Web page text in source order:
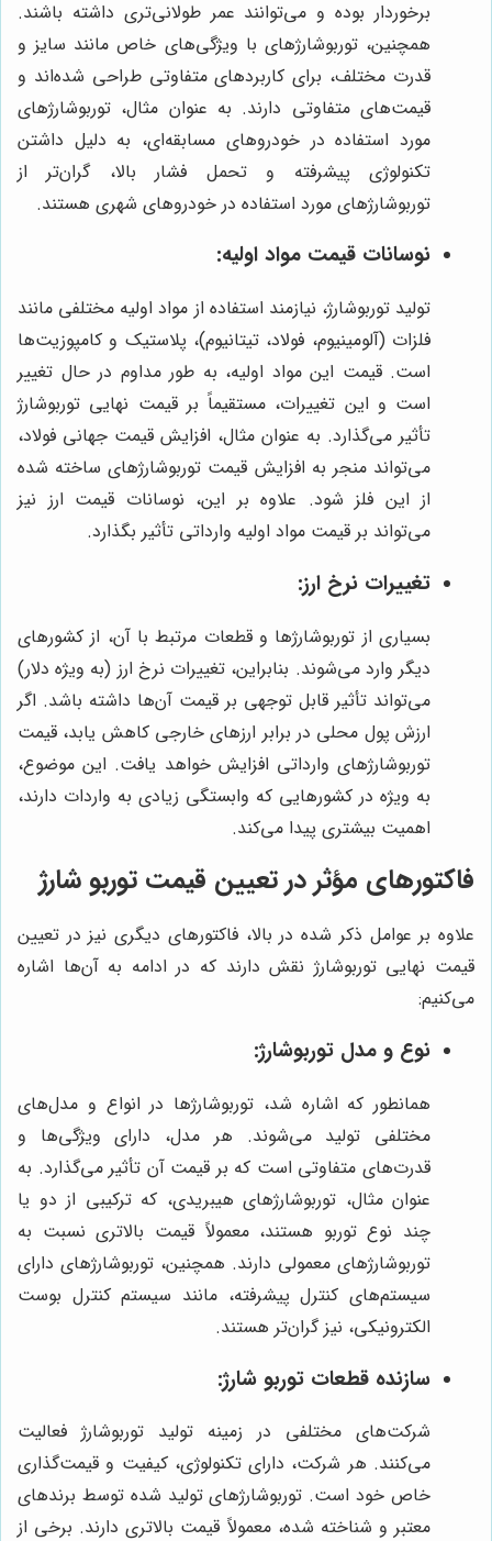
برخوردار بوده و می‌توانند عمر طولانی‌تری داشته باشند.
همچنین، توربوشارژهای با ویژگی‌های خاص مانند سایز و
قدرت مختلف، برای کاربردهای متفاوتی طراحی شده‌اند و
قیمت‌های متفاوتی دارند. به عنوان مثال، توربوشارژهای
مورد استفاده در خودروهای مسابقه‌ای، به دلیل داشتن
تکنولوژی پیشرفته و تحمل فشار بالا، گران‌تر از
توربوشارژهای مورد استفاده در خودروهای شهری هستند.
نوسانات قیمت مواد اولیه:
تولید توربوشارژ، نیازمند استفاده از مواد اولیه مختلفی مانند
فلزات (آلومینیوم، فولاد، تیتانیوم)، پلاستیک و کامپوزیت‌ها
است. قیمت این مواد اولیه، به طور مداوم در حال تغییر
است و این تغییرات، مستقیماً بر قیمت نهایی توربوشارژ
تأثیر می‌گذارد. به عنوان مثال، افزایش قیمت جهانی فولاد،
می‌تواند منجر به افزایش قیمت توربوشارژهای ساخته شده
از این فلز شود. علاوه بر این، نوسانات قیمت ارز نیز
می‌تواند بر قیمت مواد اولیه وارداتی تأثیر بگذارد.
تغییرات نرخ ارز:
بسیاری از توربوشارژها و قطعات مرتبط با آن، از کشورهای
دیگر وارد می‌شوند. بنابراین، تغییرات نرخ ارز (به ویژه دلار)
می‌تواند تأثیر قابل توجهی بر قیمت آن‌ها داشته باشد. اگر
ارزش پول محلی در برابر ارزهای خارجی کاهش یابد، قیمت
توربوشارژهای وارداتی افزایش خواهد یافت. این موضوع،
به ویژه در کشورهایی که وابستگی زیادی به واردات دارند،
اهمیت بیشتری پیدا می‌کند.
فاکتورهای مؤثر در تعیین قیمت توربو شارژ
علاوه بر عوامل ذکر شده در بالا، فاکتورهای دیگری نیز در تعیین
قیمت نهایی توربوشارژ نقش دارند که در ادامه به آن‌ها اشاره
می‌کنیم:
نوع و مدل توربوشارژ:
همانطور که اشاره شد، توربوشارژها در انواع و مدل‌های
مختلفی تولید می‌شوند. هر مدل، دارای ویژگی‌ها و
قدرت‌های متفاوتی است که بر قیمت آن تأثیر می‌گذارد. به
عنوان مثال، توربوشارژهای هیبریدی، که ترکیبی از دو یا
چند نوع توربو هستند، معمولاً قیمت بالاتری نسبت به
توربوشارژهای معمولی دارند. همچنین، توربوشارژهای دارای
سیستم‌های کنترل پیشرفته، مانند سیستم کنترل بوست
الکترونیکی، نیز گران‌تر هستند.
سازنده قطعات توربو شارژ:
شرکت‌های مختلفی در زمینه تولید توربوشارژ فعالیت
می‌کنند. هر شرکت، دارای تکنولوژی، کیفیت و قیمت‌گذاری
خاص خود است. توربوشارژهای تولید شده توسط برندهای
معتبر و شناخته شده، معمولاً قیمت بالاتری دارند. برخی از